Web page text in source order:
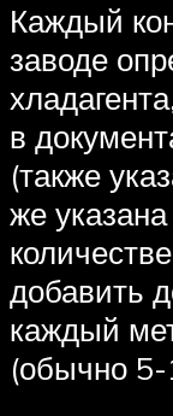
Каждый
заводе
в
(также
же
добавить
каждый
(обычно 5-